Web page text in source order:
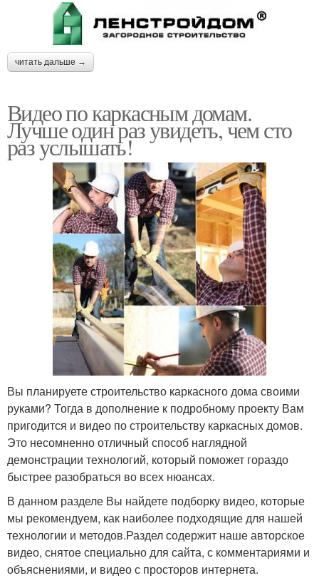
читать дальше →
Видео по каркасным домам.
Лучше один раз увидеть, чем сто
раз услышать!
Вы планируете строительство каркасного дома своими
руками? Тогда в дополнение к подробному проекту Вам
пригодится и видео по строительству каркасных домов.
Это несомненно отличный способ наглядной
демонстрации технологий, который поможет гораздо
быстрее разобраться во всех нюансах.
В данном разделе Вы найдете подборку видео, которые
мы рекомендуем, как наиболее подходящие для нашей
технологии и методов.Раздел содержит наше авторское
видео, снятое специально для сайта, с комментариями и
объяснениями, и видео с просторов интернета.